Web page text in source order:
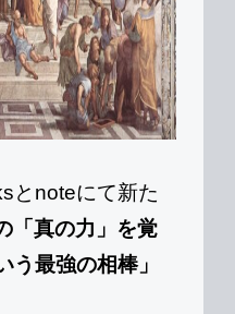
とnoteにて新た
「真の力」を覚
う最強の相棒」